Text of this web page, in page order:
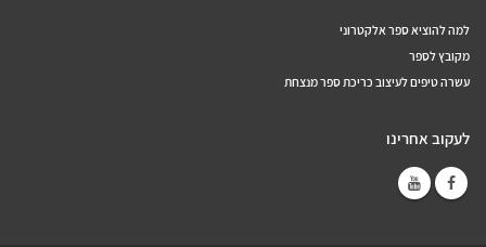
למה להוציא ספר אלקטרוני
מקובץ לספר
עשרה טיפים לעיצוב כריכת ספר מנצחת
לעקוב אחרינו